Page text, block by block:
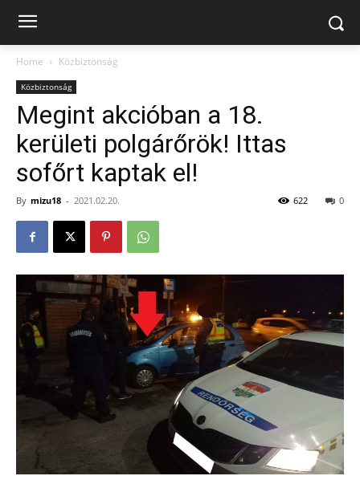
Home Közbiztonság
Közbiztonság
Megint akcióban a 18.
kerületi polgárőrök! Ittas
sofőrt kaptak el!
By mizu18 - 2021.02.20. 0
622